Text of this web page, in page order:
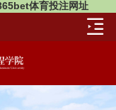
体育投注网址